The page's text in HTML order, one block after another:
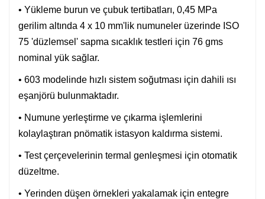
• Yükleme burun ve çubuk tertibatları, 0,45 MPa
gerilim altında 4 x 10 mm'lik numuneler üzerinde ISO
75 'düzlemsel' sapma sıcaklık testleri için 76 gms
nominal yük sağlar.
• 603 modelinde hızlı sistem soğutması için dahili ısı
eşanjörü bulunmaktadır.
• Numune yerleştirme ve çıkarma işlemlerini
kolaylaştıran pnömatik istasyon kaldırma sistemi.
• Test çerçevelerinin termal genleşmesi için otomatik
düzeltme.
• Yerinden düşen örnekleri yakalamak için entegre